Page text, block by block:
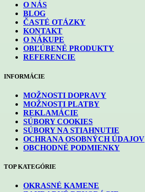
O NÁS
BLOG
ČASTÉ OTÁZKY
KONTAKT
O NÁKUPE
OBĽÚBENÉ PRODUKTY
REFERENCIE
INFORMÁCIE
MOŽNOSTI DOPRAVY
MOŽNOSTI PLATBY
REKLAMÁCIE
SÚBORY COOKIES
SÚBORY NA STIAHNUTIE
OCHRANA OSOBNÝCH ÚDAJOV
OBCHODNÉ PODMIENKY
TOP KATEGÓRIE
OKRASNÉ KAMENE